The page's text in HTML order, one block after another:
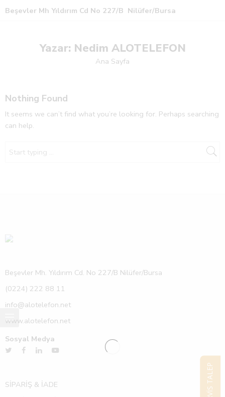
Beşevler Mh Yıldırım Cd No 227/B Nilüfer/Bursa
Yazar: Nedim ALOTELEFON
Ana Sayfa
Nothing Found
It seems we can’t find what you’re looking for. Perhaps searching
can help.
Beşevler Mh. Yıldırım Cd. No 227/B Nilüfer/Bursa
(0224) 222 88 11
info@alotelefon.net
www.alotelefon.net
Sosyal Medya
SİPARİŞ & İADE